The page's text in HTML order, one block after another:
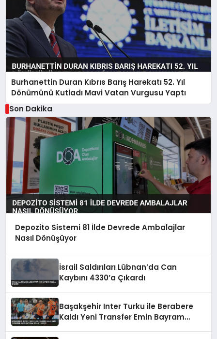
Burhanettin Duran Kıbrıs Barış Harekatı 52. Yıl
Dönümünü Kutladı Mavi Vatan Vurgusu Yaptı
Son Dakika
Depozito Sistemi 81 İlde Devrede Ambalajlar
Nasıl Dönüşüyor
İsrail Saldırıları Lübnan’da Can
Kaybını 4330’a Çıkardı
Başakşehir Inter Turku ile Berabere
Kaldı Yeni Transfer Emin Bayram